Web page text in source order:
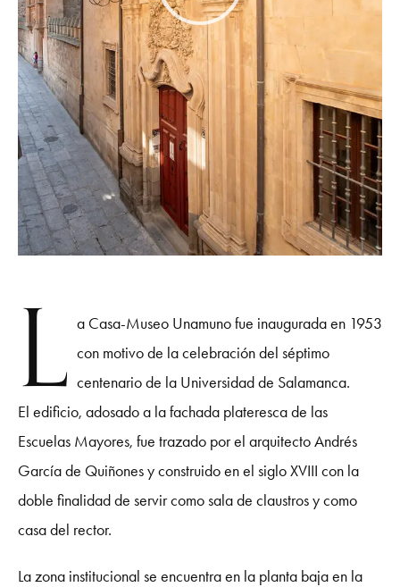
L a Casa-Museo Unamuno fue inaugurada en 1953
con motivo de la celebración del séptimo
centenario de la Universidad de Salamanca.
El edificio, adosado a la fachada plateresca de las
Escuelas Mayores, fue trazado por el arquitecto Andrés
García de Quiñones y construido en el siglo XVIII con la
doble finalidad de servir como sala de claustros y como
casa del rector.
La zona institucional se encuentra en la planta baja en la